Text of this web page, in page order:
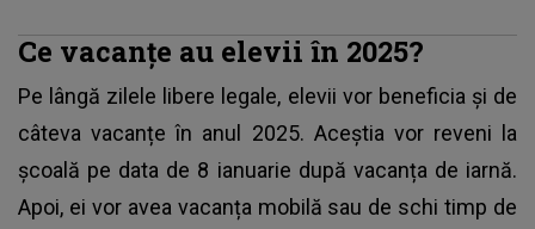
Ce vacanțe au elevii în 2025?
Pe lângă zilele libere legale, elevii vor beneficia și de
câteva vacanțe în anul 2025. Aceștia vor reveni la
școală pe data de 8 ianuarie după vacanța de iarnă.
Apoi, ei vor avea vacanța mobilă sau de schi timp de